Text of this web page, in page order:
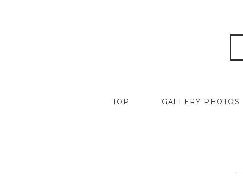
TOP GALLERY PHOTOS